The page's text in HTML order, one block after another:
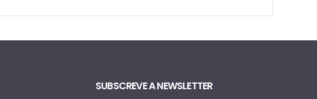
SUBSCREVE A NEWSLETTER